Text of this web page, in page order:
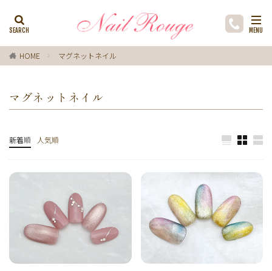
HOME マグネットネイル
マグネットネイル
新着順 人気順
カテゴリー
ゼブラ柄 ライトブルー
ミラーネイル
手描き
バブルネイル
ラインストーン 波
マット
ウサギ
ホログラム
ターコイズブルー
ツイード
レオパード
ニュアン
水色
ワンカラー
オフィス
箔
ラメグラデーション
カラーグラデーション
ポインセチア